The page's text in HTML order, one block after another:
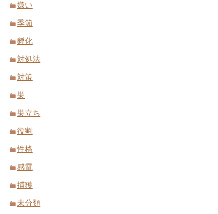
嫌い
季節
孵化
対処法
対策
巣
巣立ち
役割
性格
感電
捕獲
未分類